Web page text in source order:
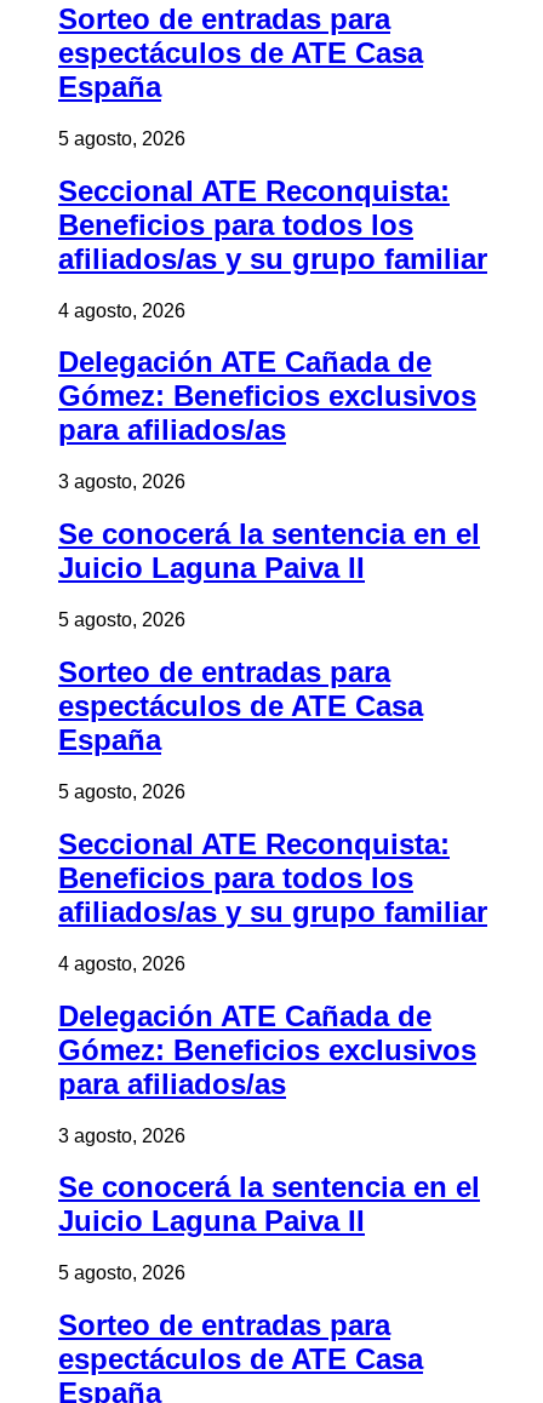
Sorteo de entradas para
espectáculos de ATE Casa
España
5 agosto, 2026
Seccional ATE Reconquista:
Beneficios para todos los
afiliados/as y su grupo familiar
4 agosto, 2026
Delegación ATE Cañada de
Gómez: Beneficios exclusivos
para afiliados/as
3 agosto, 2026
Se conocerá la sentencia en el
Juicio Laguna Paiva II
5 agosto, 2026
Sorteo de entradas para
espectáculos de ATE Casa
España
5 agosto, 2026
Seccional ATE Reconquista:
Beneficios para todos los
afiliados/as y su grupo familiar
4 agosto, 2026
Delegación ATE Cañada de
Gómez: Beneficios exclusivos
para afiliados/as
3 agosto, 2026
Se conocerá la sentencia en el
Juicio Laguna Paiva II
5 agosto, 2026
Sorteo de entradas para
espectáculos de ATE Casa
España